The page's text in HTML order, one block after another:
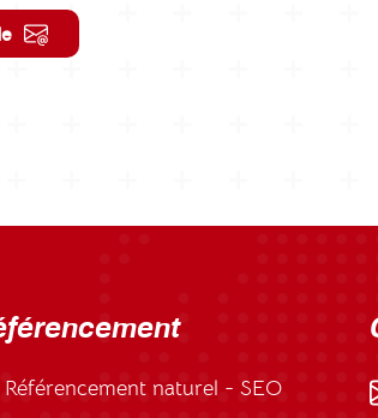
Référencement naturel - SEO